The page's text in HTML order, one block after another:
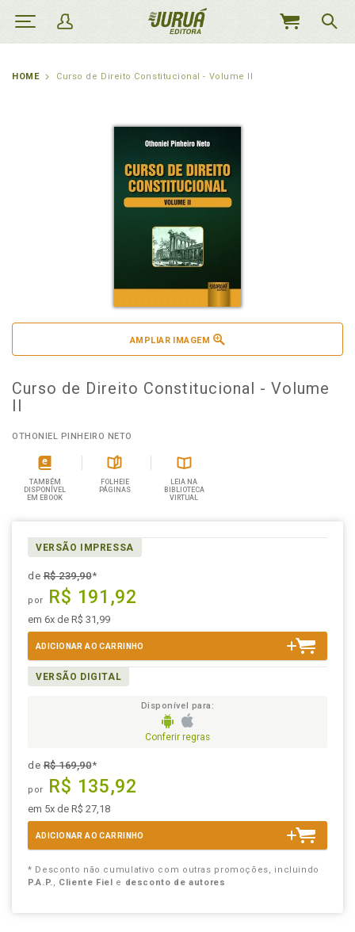
MEU
HOME Curso de Direito Constitucional - Volume II
AMPLIAR IMAGEM
Curso de Direito Constitucional - Volume
II
OTHONIEL PINHEIRO NETO
TAMBÉM
DISPONÍVEL
EM EBOOK
FOLHEIE
PÁGINAS
LEIA NA
BIBLIOTECA
VIRTUAL
VERSÃO IMPRESSA
deR$ 239,90*
por R$ 191,92
em 6x de R$ 31,99
ADICIONAR AO CARRINHO
VERSÃO DIGITAL
Disponível para:
Conferir regras
deR$ 169,90*
por R$ 135,92
em 5x de R$ 27,18
ADICIONAR AO CARRINHO
* Desconto não cumulativo com outras promoções, incluindo
P.A.P., Cliente Fiel e desconto de autores